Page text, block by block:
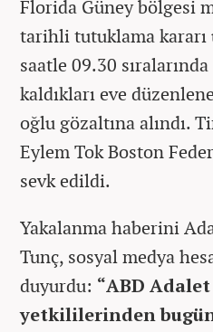
Florida Güney bölgesi
tarihli tutuklama kararı
saatle 09.30
kaldıkları eve
oğlu gözaltına alındı.
Eylem Tok Boston
sevk edildi.
Yakalanma haberini
Tunç, sosyal medya
duyurdu: “ABD
yetkililerinden bugün